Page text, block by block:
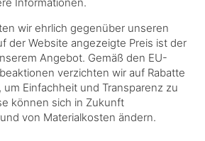
wir ehrlich gegenüber unseren
der Website angezeigte Preis ist der
Angebot. Gemäß den EU-
verzichten wir auf Rabatte
um Einfachheit und Transparenz zu
können sich in Zukunft
von Materialkosten ändern.